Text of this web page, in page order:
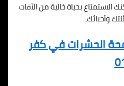
الاستمتاع بحياة خالية من الآفات
وأحبائك.
الحشرات في كفر